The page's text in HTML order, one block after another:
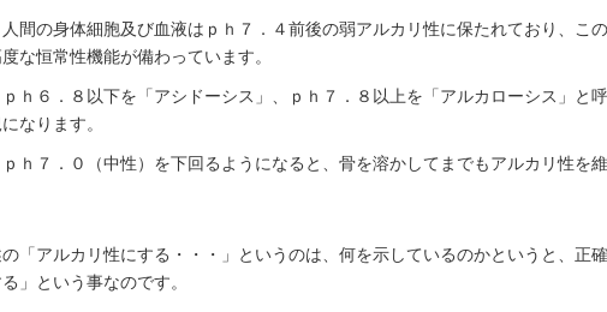
間の身体細胞及び血液はｐｈ７．４前後の弱アルカリ性に保たれており、こ
な恒常性機能が備わっています。
ｈ６．８以下を「アシドーシス」、ｐｈ７．８以上を「アルカローシス」と
なります。
ｈ７．０（中性）を下回るようになると、骨を溶かしてまでもアルカリ性を
「アルカリ性にする・・・」というのは、何を示しているのかというと、正
」という事なのです。